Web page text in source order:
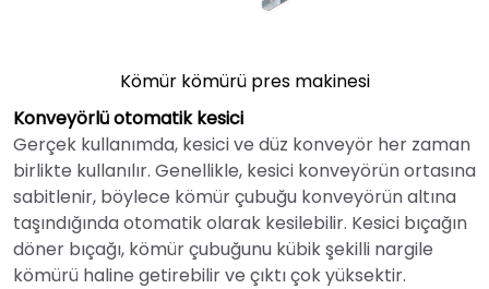
Kömür kömürü pres makinesi
Konveyörlü otomatik kesici
Gerçek kullanımda, kesici ve düz konveyör her zaman
birlikte kullanılır. Genellikle, kesici konveyörün ortasına
sabitlenir, böylece kömür çubuğu konveyörün altına
taşındığında otomatik olarak kesilebilir. Kesici bıçağın
döner bıçağı, kömür çubuğunu kübik şekilli nargile
kömürü haline getirebilir ve çıktı çok yüksektir.